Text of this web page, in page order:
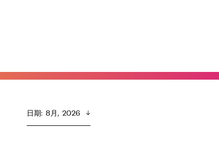
日期: 8月,  2026